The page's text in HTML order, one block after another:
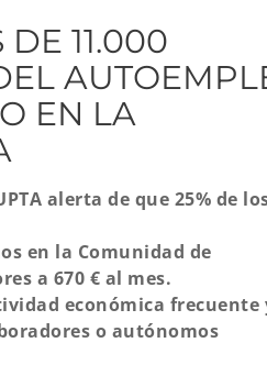
11.000
EN LA
alerta de que 25% de
en la Comunidad de
a 670 € al mes.
económica frecuente
o autónomos